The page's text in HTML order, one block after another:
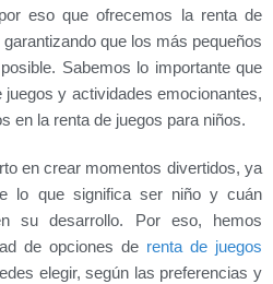
eso que ofrecemos la renta de
que los más pequeños
Sabemos lo importante que
y actividades emocionantes,
en la renta de juegos para niños.
en crear momentos divertidos, ya
lo que significa ser niño y cuán
su desarrollo. Por eso, hemos
de opciones de renta de juegos
elegir, según las preferencias y